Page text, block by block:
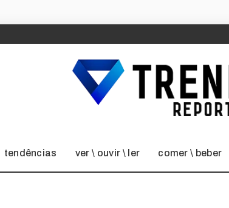
tendências ver \ ouvir \ ler comer \ beber